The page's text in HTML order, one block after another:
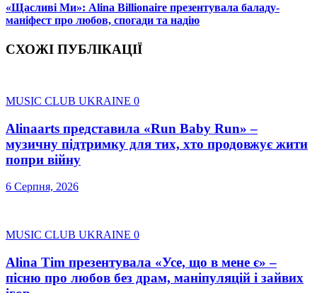
«Щасливі Ми»: Alina Billionaire презентувала баладу-
маніфест про любов, спогади та надію
СХОЖІ ПУБЛІКАЦІЇ
MUSIC CLUB UKRAINE 0
Alinaarts представила «Run Baby Run» –
музичну підтримку для тих, хто продовжує жити
попри війну
6 Серпня, 2026
MUSIC CLUB UKRAINE 0
Alina Tim презентувала «Усе, що в мене є» –
пісню про любов без драм, маніпуляцій і зайвих